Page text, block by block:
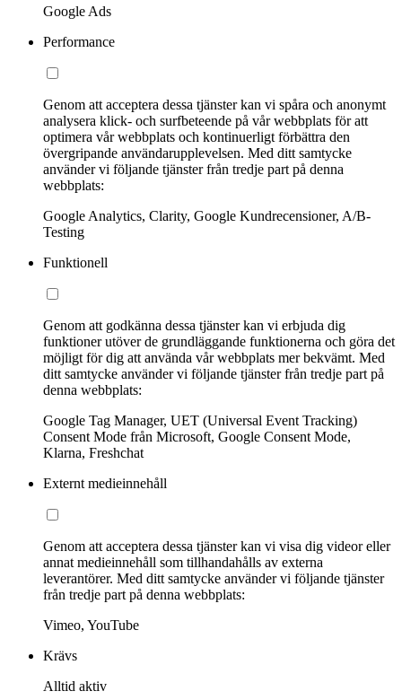
Google Ads
Performance
Genom att acceptera dessa tjänster kan vi spåra och anonymt
analysera klick- och surfbeteende på vår webbplats för att
optimera vår webbplats och kontinuerligt förbättra den
övergripande användarupplevelsen. Med ditt samtycke
använder vi följande tjänster från tredje part på denna
webbplats:
Google Analytics, Clarity, Google Kundrecensioner, A/B-
Testing
Funktionell
Genom att godkänna dessa tjänster kan vi erbjuda dig
funktioner utöver de grundläggande funktionerna och göra det
möjligt för dig att använda vår webbplats mer bekvämt. Med
ditt samtycke använder vi följande tjänster från tredje part på
denna webbplats:
Google Tag Manager, UET (Universal Event Tracking)
Consent Mode från Microsoft, Google Consent Mode,
Klarna, Freshchat
Externt medieinnehåll
Genom att acceptera dessa tjänster kan vi visa dig videor eller
annat medieinnehåll som tillhandahålls av externa
leverantörer. Med ditt samtycke använder vi följande tjänster
från tredje part på denna webbplats:
Vimeo, YouTube
Krävs
Alltid aktiv